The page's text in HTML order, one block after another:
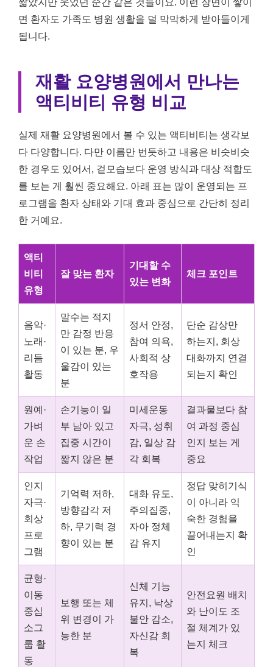
면 환자도 가족도 병원 생활을 덜 막막하게 받아들이게
됩니다.
재활 요양병원에서 만나는
액티비티 유형 비교
실제 재활 요양병원에서 볼 수 있는 액티비티는 생각보
다 다양합니다. 다만 이름만 번듯하고 내용은 비슷비슷
한 경우도 있어서, 겉모습보다 운영 방식과 대상 적합도
를 보는 게 훨씬 중요해요. 아래 표는 많이 운영되는 프
로그램을 환자 상태와 기대 효과 중심으로 간단히 정리
한 거예요.
액티
비티
유형
잘 맞는 환자
기대할 수
있는 변화
체크 포인트
음악·
노래·
리듬
활동
말수는 적지
만 감정 반응
이 있는 분, 우
울감이 있는
분
정서 안정,
참여 의욕,
사회적 상
호작용
단순 감상만
하는지, 회상
대화까지 연결
되는지 확인
원예·
가벼
운 손
작업
손기능이 일
부 남아 있고
집중 시간이
짧지 않은 분
미세운동
자극, 성취
감, 일상 감
각 회복
결과물보다 참
여 과정 중심
인지 보는 게
중요
인지
자극·
회상
프로
그램
기억력 저하,
방향감각 저
하, 무기력 경
향이 있는 분
대화 유도,
주의집중,
자아 정체
감 유지
정답 맞히기식
이 아니라 익
숙한 경험을
끌어내는지 확
인
균형·
이동
중심
소그
룹 활
동
보행 또는 체
위 변경이 가
능한 분
신체 기능
유지, 낙상
불안 감소,
자신감 회
복
안전요원 배치
와 난이도 조
절 체계가 있
는지 체크